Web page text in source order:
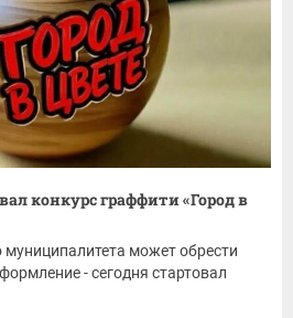
конкурс граффити «Город в
муниципалитета может обрести
- сегодня стартовал